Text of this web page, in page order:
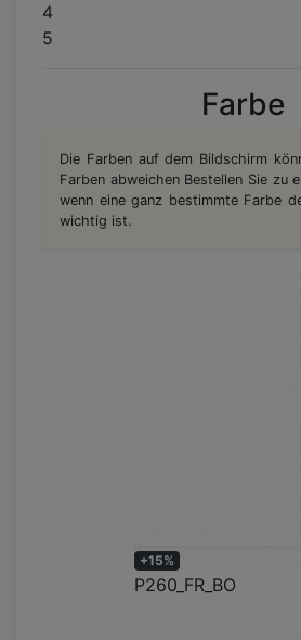
4
5
Farbe
Die Farben auf dem Bildschirm
Farben abweichen Bestellen Sie zu
wenn eine ganz bestimmte Farbe
wichtig ist.
+15%
P260_FR_BO